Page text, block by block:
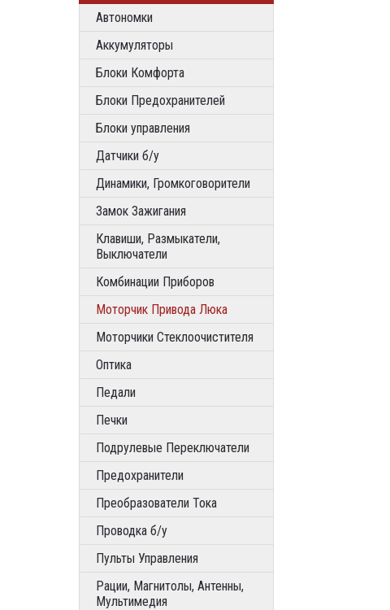
Автономки
Аккумуляторы
Блоки Комфорта
Блоки Предохранителей
Блоки управления
Датчики б/у
Динамики, Громкоговорители
Замок Зажигания
Клавиши, Размыкатели,
Выключатели
Комбинации Приборов
Моторчик Привода Люка
Моторчики Стеклоочистителя
Оптика
Педали
Печки
Подрулевые Переключатели
Предохранители
Преобразователи Тока
Проводка б/у
Пульты Управления
Рации, Магнитолы, Антенны,
Мультимедия